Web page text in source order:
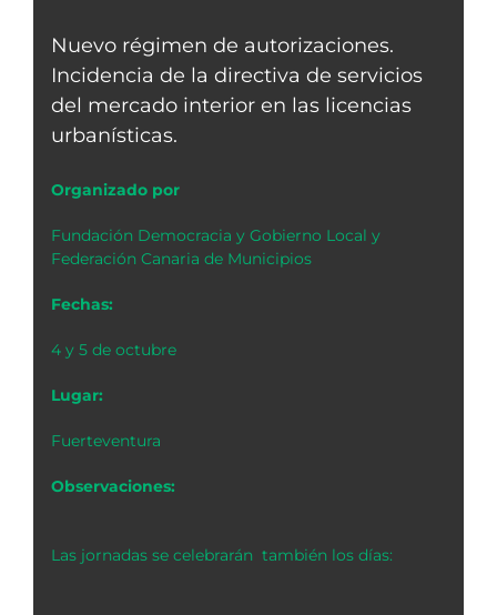
Nuevo régimen de autorizaciones.
Incidencia de la directiva de servicios
del mercado interior en las licencias
urbanísticas.
Organizado por
Fundación Democracia y Gobierno Local y
Federación Canaria de Municipios
Fechas:
4 y 5 de octubre
Lugar:
Fuerteventura
Observaciones:
Las jornadas se celebrarán también los días: